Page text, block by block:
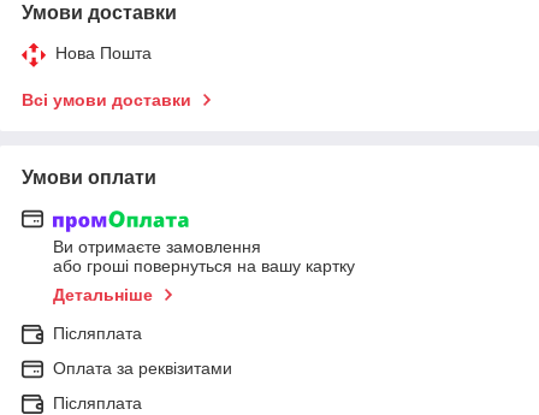
Умови доставки
Нова Пошта
Всі умови доставки
Умови оплати
Ви отримаєте замовлення
або гроші повернуться на вашу картку
Детальніше
Післяплата
Оплата за реквізитами
Післяплата